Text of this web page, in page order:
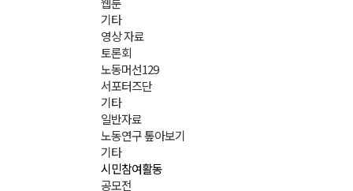
기타
영상 자료
토론회
노동머선129
서포터즈단
기타
일반자료
노동연구 톺아보기
기타
시민참여활동
공모전